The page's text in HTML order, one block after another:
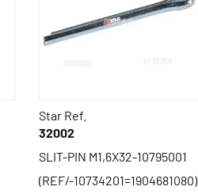
Star Ref.
32002
SLIT-PIN M1,6X32-10795001
(REF/-10734201=1904681080)